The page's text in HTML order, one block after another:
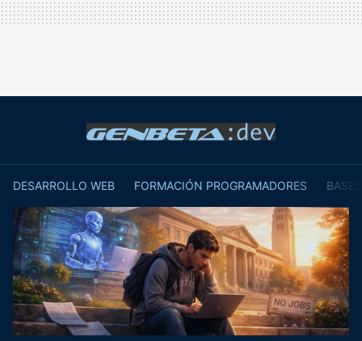
DESARROLLO WEB FORMACIÓN PROGRAMADORES